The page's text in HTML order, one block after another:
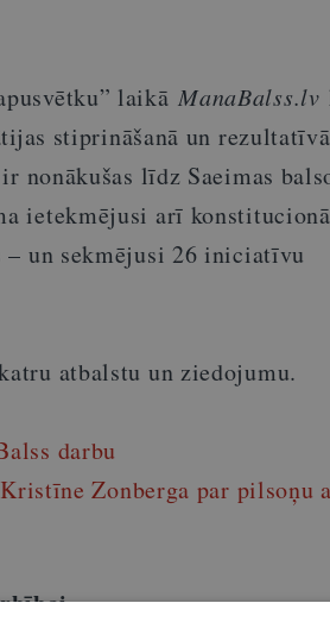
laikāManaBalss.lv
stiprināšanā un
nonākušas līdz Saeimas
ietekmējusi arī
– un sekmējusi 26 iniciatīvu
atbalstu un ziedojumu.
darbu
Zonberga par pilsoņu